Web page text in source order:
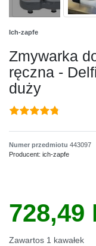
Ich-zapfe
Zmywarka
ręczna -
duży
Numer przedmiotu 443097
Producent: ich-zapfe
728,49
Zawartos 1 kawałek